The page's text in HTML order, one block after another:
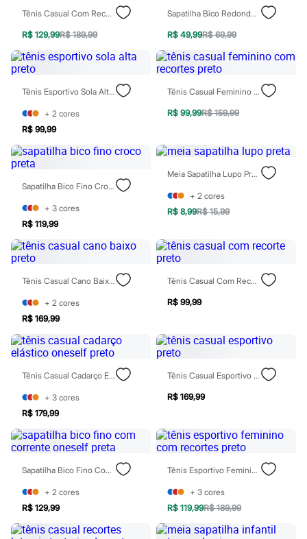
Masculino
Em alta
Dia dos Pais
Inverno
Novidades
Roupas
Bermudas
Calças
Camisetas e Regatas
Jeans
Polos
Bolsas e Mochilas
Chapéus e Bonés
Cintos
Carteiras
Óculos
Relógios
Calçados
Botas
Chinelos
Sapatos
Sandálias e Papetes
Tênis
Moda esportiva
Acessórios
Bermudas
Camisetas
Calçados
Regatas
Cuecas
Meias
Moda praia
Personagens
Plus size
Blusas e Camisetas
Calças
Camisas
Tênis Casual Com Recortes Preto
R$ 129,99R$ 189,99
Sapatilha Bico Redondo Com Laço Moleca Preta
R$ 49,99R$ 69,99
Tênis Esportivo Sola Alta Preto
+ 2 cores
R$ 99,99
Tênis Casual Feminino Com Recortes Preto
R$ 99,99R$ 159,99
Sapatilha Bico Fino Croco Preta
+ 3 cores
R$ 119,99
Meia Sapatilha Lupo Preta
+ 2 cores
R$ 8,99R$ 15,99
Tênis Casual Cano Baixo Preto
+ 2 cores
R$ 169,99
Tênis Casual Com Recorte Preto
R$ 99,99
Tênis Casual Cadarço Elástico Oneself Preto
+ 3 cores
R$ 179,99
Tênis Casual Esportivo Preto
R$ 169,99
Sapatilha Bico Fino Com Corrente Oneself Preta
+ 2 cores
R$ 129,99
Tênis Esportivo Feminino Com Recortes Preto
+ 3 cores
R$ 119,99R$ 189,99